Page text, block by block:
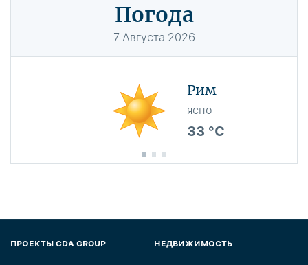
Погода
7 Августа 2026
Рим
ясно
33 °C
ПРОЕКТЫ CDA GROUP НЕДВИЖИМОСТЬ